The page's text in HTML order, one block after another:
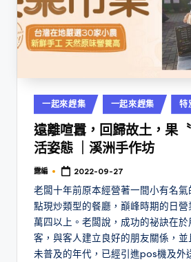
Posted
in
一起來趕集 一起來趕集 特
遠離喧囂，回歸故土，果
活姿態 ｜溪洲手作坊
Posted
露編 2022-09-27
老闆十年前原本經營著一間小有名
點現炒類型的餐廳，巔峰時期的日
萬四以上。老闆說，成功的祕訣在
客，與客人建立良好的朋友關係，
未普及的年代，已經引進pos機及外